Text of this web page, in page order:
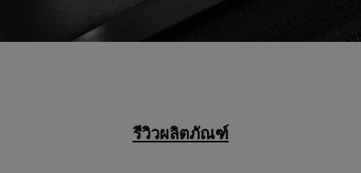
รีวิวผลิตภัณฑ์